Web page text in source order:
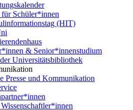
Schüler*innen
(HIT)
& Senior*innenstudium
Universitätsbibliothek
Presse und Kommunikation